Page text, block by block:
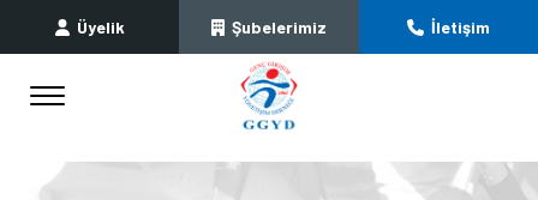
Üyelik Şubelerimiz İletişim